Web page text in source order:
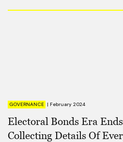
GOVERNANCE | February 2024
Electoral Bonds Era
Collecting Details Of